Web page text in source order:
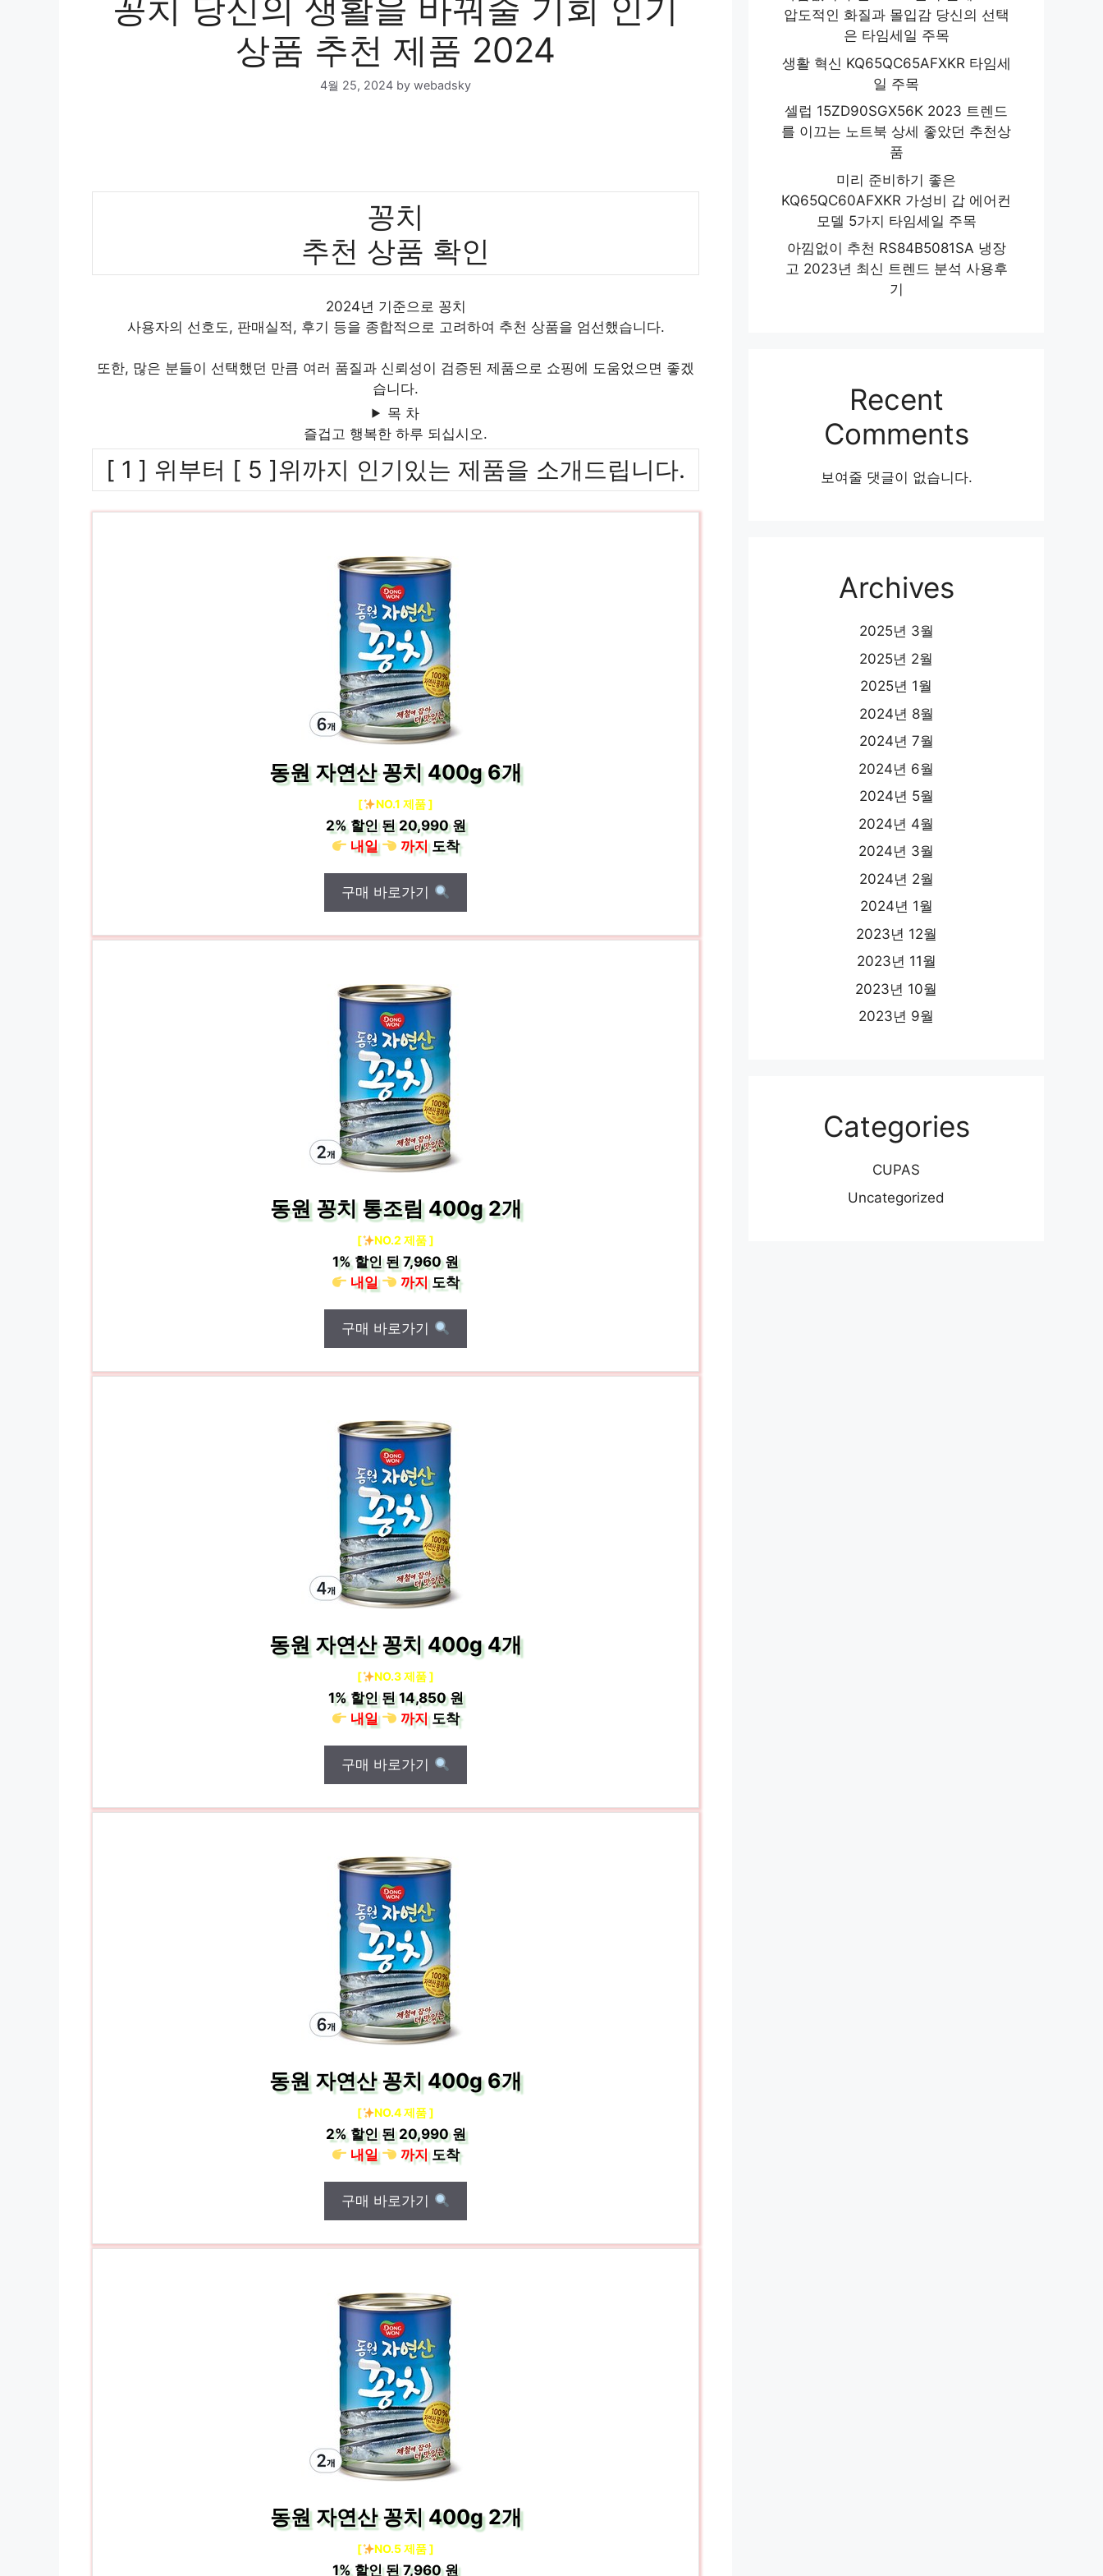
꽁치 당신의 생활을 바꿔줄 기회 인기
상품 추천 제품 2024
4월 25, 2024 by webadsky
꽁치
추천 상품 확인
2024년 기준으로 꽁치
사용자의 선호도, 판매실적, 후기 등을 종합적으로 고려하여 추천 상품을 엄선했습니다.
또한, 많은 분들이 선택했던 만큼 여러 품질과 신뢰성이 검증된 제품으로 쇼핑에 도움었으면 좋겠
습니다.
목 차
즐겁고 행복한 하루 되십시오.
[ 1 ] 위부터 [ 5 ]위까지 인기있는 제품을 소개드립니다.
동원 자연산 꽁치 400g 6개
[ NO.1 제품 ]
2%할인 된20,990 원
내일
까지도착
구매 바로가기
동원 꽁치 통조림 400g 2개
[ NO.2 제품 ]
1%할인 된7,960 원
내일
까지도착
구매 바로가기
동원 자연산 꽁치 400g 4개
[ NO.3 제품 ]
1%할인 된14,850 원
내일
까지도착
구매 바로가기
동원 자연산 꽁치 400g 6개
[ NO.4 제품 ]
2%할인 된20,990 원
내일
까지도착
구매 바로가기
동원 자연산 꽁치 400g 2개
[ NO.5 제품 ]
1%할인 된7,960 원
압도적인 화질과 몰입감 당신의 선택
은 타임세일 주목
생활 혁신 KQ65QC65AFXKR 타임세
일 주목
셀럽 15ZD90SGX56K 2023 트렌드
를 이끄는 노트북 상세 좋았던 추천상
품
미리 준비하기 좋은
KQ65QC60AFXKR 가성비 갑 에어컨
모델 5가지 타임세일 주목
아낌없이 추천 RS84B5081SA 냉장
고 2023년 최신 트렌드 분석 사용후
기
Recent
Comments
보여줄 댓글이 없습니다.
Archives
2025년 3월
2025년 2월
2025년 1월
2024년 8월
2024년 7월
2024년 6월
2024년 5월
2024년 4월
2024년 3월
2024년 2월
2024년 1월
2023년 12월
2023년 11월
2023년 10월
2023년 9월
Categories
CUPAS
Uncategorized